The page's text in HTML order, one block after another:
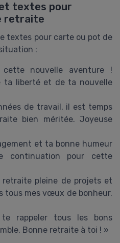
textes pour
retraite
textes pour carte ou pot de
:
nouvelle aventure !
ta liberté et de ta nouvelle
de travail, il est temps
bien méritée. Joyeuse
et ta bonne humeur
continuation pour cette
pleine de projets et
tous mes vœux de bonheur.
rappeler tous les bons
Bonne retraite à toi ! »